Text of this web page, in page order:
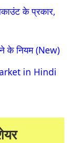
के प्रकार,
के नियम (New)
in Hindi